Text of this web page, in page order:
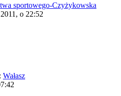
sportowego-Czyżykowska
o 22:52
Wałasz